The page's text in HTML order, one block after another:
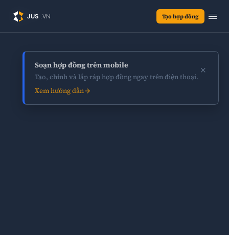
Tạo hợp đồng
Soạn hợp đồng trên mobile
Tạo, chỉnh và lắp ráp hợp đồng ngay trên điện thoại.
Xem hướng dẫn
×